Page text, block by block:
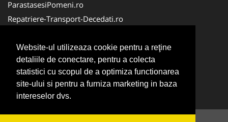
Website-ul utilizeaza cookie pentru a reţine
detaliile de conectare, pentru a colecta
statistici cu scopul de a optimiza functionarea
site-ului si pentru a furniza marketing in baza
intereselor dvs.
ParastasesiPomeni.ro
Repatriere-Transport-Decedati.ro
CasaFunerara.com
NonStopDeschis.ro
NonStopFunerare.ro
Transport-Funerar.com